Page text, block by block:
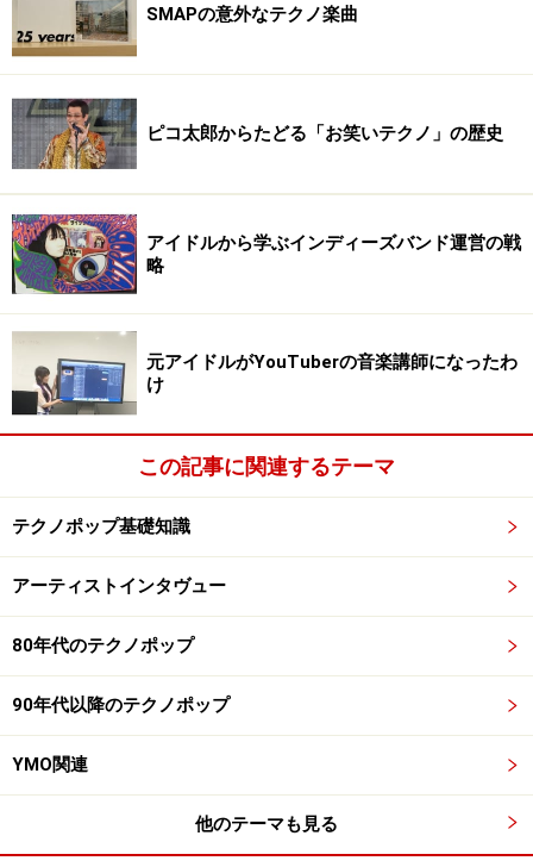
SMAPの意外なテクノ楽曲
ピコ太郎からたどる「お笑いテクノ」の歴史
アイドルから学ぶインディーズバンド運営の戦
略
元アイドルがYouTuberの音楽講師になったわ
け
この記事に関連するテーマ
テクノポップ基礎知識
アーティストインタヴュー
80年代のテクノポップ
90年代以降のテクノポップ
YMO関連
他のテーマも見る